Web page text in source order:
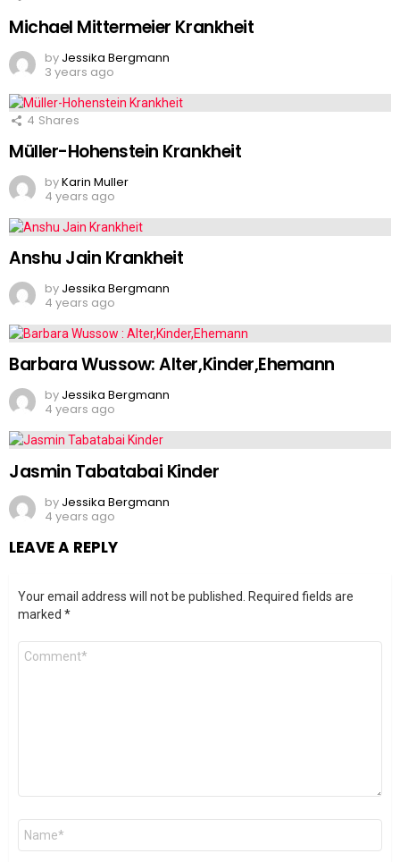
Michael Mittermeier Krankheit
by Jessika Bergmann
3 years ago
4 Shares
Müller-Hohenstein Krankheit
byKarin Muller
4 years ago
Anshu Jain Krankheit
by Jessika Bergmann
4 years ago
Barbara Wussow: Alter,Kinder,Ehemann
by Jessika Bergmann
4 years ago
Jasmin Tabatabai Kinder
by Jessika Bergmann
4 years ago
LEAVE A REPLY
Your email address will not be published.
Required fields are
marked *
Comment
Name